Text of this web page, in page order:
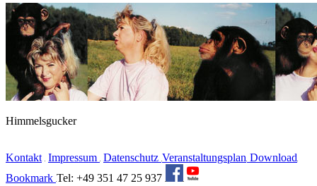
Himmelsgucker
Kontakt Impressum Datenschutz Veranstaltungsplan Download
Bookmark Tel: +49 351 47 25 937